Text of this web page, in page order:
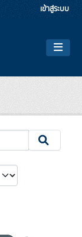
เข้าสู่ระบบ